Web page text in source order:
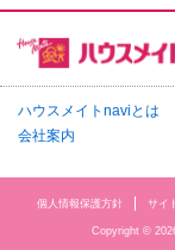
ハウスメイトnaviとは
会社案内
個人情報保護方針 サイ
Copyright ©